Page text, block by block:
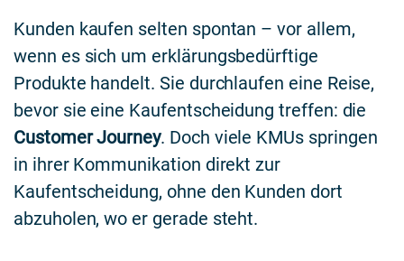
Kunden kaufen selten spontan – vor allem,
wenn es sich um erklärungsbedürftige
Produkte handelt. Sie durchlaufen eine Reise,
bevor sie eine Kaufentscheidung treffen: die
Customer Journey. Doch viele KMUs springen
in ihrer Kommunikation direkt zur
Kaufentscheidung, ohne den Kunden dort
abzuholen, wo er gerade steht.